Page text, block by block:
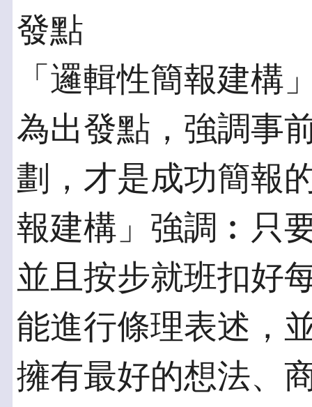
發點
「邏輯性簡報建構
為出發點，強調事
劃，才是成功簡報
報建構」強調︰只
並且按步就班扣好
能進行條理表述，
擁有最好的想法、